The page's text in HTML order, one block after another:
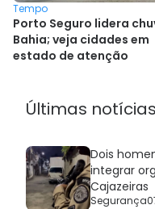
Tempo
Porto Seguro lidera
Bahia; veja cidades em
estado de atenção
Últimas notícias
Dois
integrar
Cajazeiras
Segurança